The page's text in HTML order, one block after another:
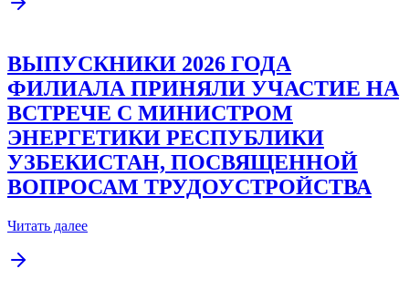
ВЫПУСКНИКИ 2026 ГОДА
ФИЛИАЛА ПРИНЯЛИ УЧАСТИЕ НА
ВСТРЕЧЕ С МИНИСТРОМ
ЭНЕРГЕТИКИ РЕСПУБЛИКИ
УЗБЕКИСТАН, ПОСВЯЩЕННОЙ
ВОПРОСАМ ТРУДОУСТРОЙСТВА
Читать далее